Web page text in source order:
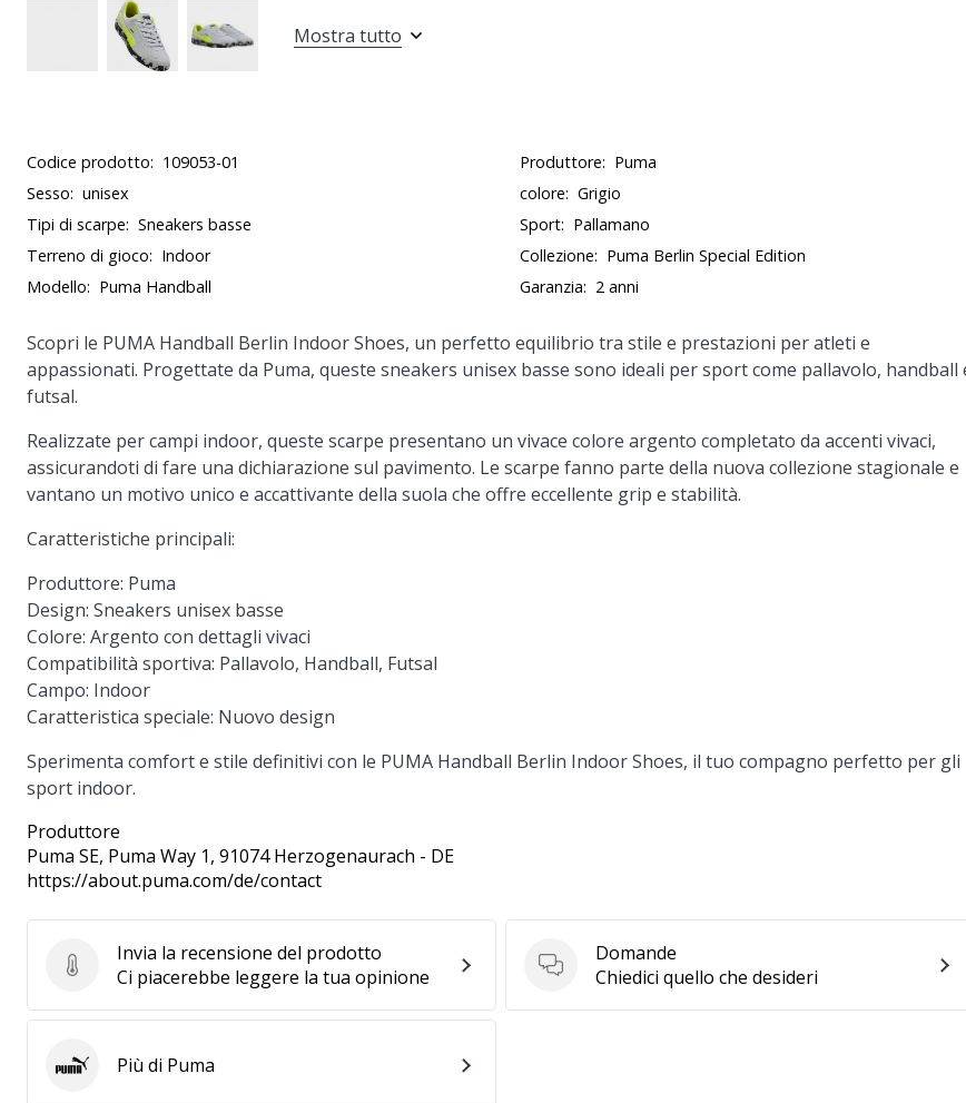
Mostra tutto
Codice prodotto: 109053-01 Produttore: Puma
Sesso: unisex colore: Grigio
Tipi di scarpe: Sneakers basse Sport: Pallamano
Terreno di gioco: Indoor Collezione: Puma Berlin Special Edition
Modello: Puma Handball Garanzia: 2 anni
Scopri le PUMA Handball Berlin Indoor Shoes, un perfetto equilibrio tra stile e prestazioni per atleti e
appassionati. Progettate da Puma, queste sneakers unisex basse sono ideali per sport come pallavolo, handball
futsal.
Realizzate per campi indoor, queste scarpe presentano un vivace colore argento completato da accenti vivaci,
assicurandoti di fare una dichiarazione sul pavimento. Le scarpe fanno parte della nuova collezione stagionale e
vantano un motivo unico e accattivante della suola che offre eccellente grip e stabilità.
Caratteristiche principali:
Produttore: Puma
Design: Sneakers unisex basse
Colore: Argento con dettagli vivaci
Compatibilità sportiva: Pallavolo, Handball, Futsal
Campo: Indoor
Caratteristica speciale: Nuovo design
Sperimenta comfort e stile definitivi con le PUMA Handball Berlin Indoor Shoes, il tuo compagno perfetto per gli
sport indoor.
Produttore
Puma SE, Puma Way 1, 91074 Herzogenaurach - DE
https://about.puma.com/de/contact
Invia la recensione del prodotto
Invia la recensione del prodotto
Ci piacerebbe leggere la tua opinione
Domande
Domande
Chiedici quello che desideri
PumaPiù di Puma